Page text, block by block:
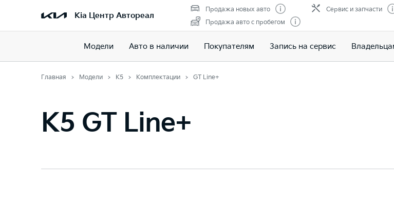
Kia Центр Автореал
Продажа новых авто
Продажа авто с пробегом
Сервис и запчасти
Модели Авто в наличии Покупателям Запись на сервис
Главная Модели K5 Комплектации GT Line+
K5 GT Line+